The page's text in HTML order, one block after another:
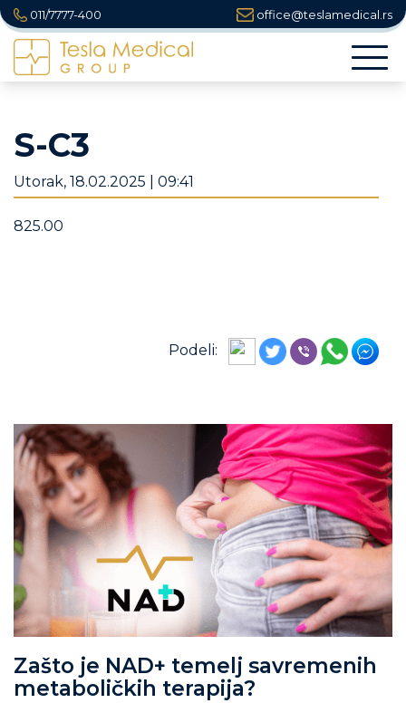
011/7777-400 office@teslamedical.rs
S-C3
Utorak, 18.02.2025 | 09:41
825.00
Podeli:
Zašto je NAD+ temelj savremenih
metaboličkih terapija?